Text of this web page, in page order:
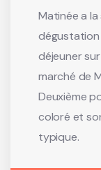
Matinée a
déjeuner
marché de
Deuxième
coloré et
typique.